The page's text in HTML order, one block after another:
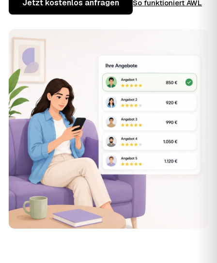
Jetzt kostenlos anfragen So funktioniert AWL